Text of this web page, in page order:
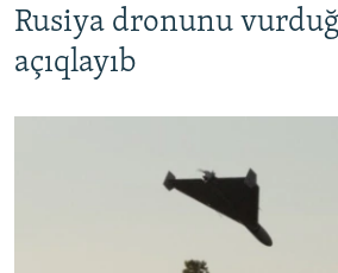
Rusiya dronunu
açıqlayıb